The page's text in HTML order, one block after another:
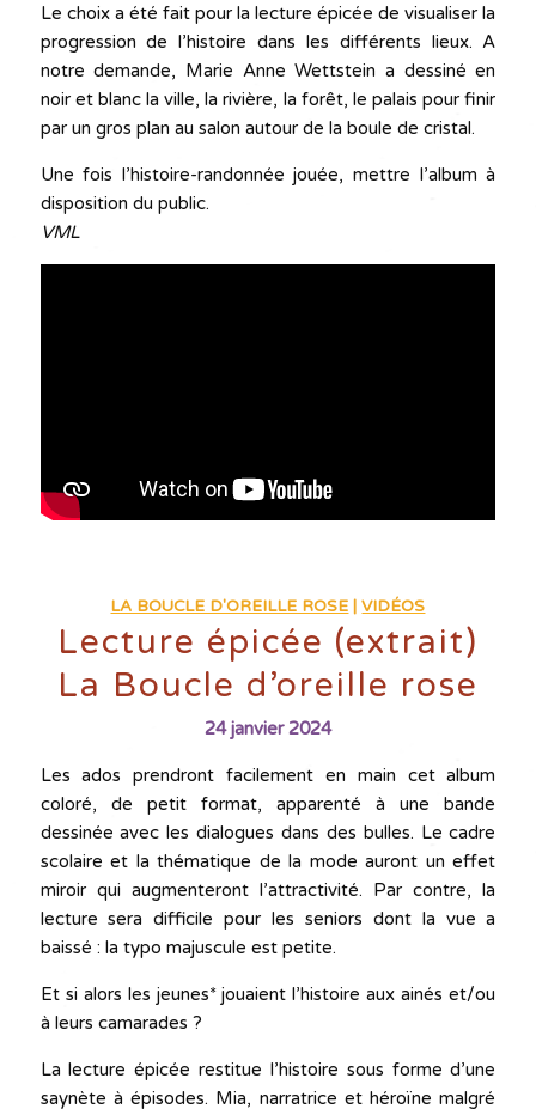
Le choix a été fait pour la lecture épicée de visualiser la
progression de l’histoire dans les différents lieux. A
notre demande, Marie Anne Wettstein a dessiné en
noir et blanc la ville, la rivière, la forêt, le palais pour finir
par un gros plan au salon autour de la boule de cristal.
Une fois l’histoire-randonnée jouée, mettre l’album à
disposition du public.
VML
LA BOUCLE D'OREILLE ROSE |VIDÉOS
Lecture épicée (extrait)
La Boucle d’oreille rose
24 janvier 2024
Les ados prendront facilement en main cet album
coloré, de petit format, apparenté à une bande
dessinée avec les dialogues dans des bulles. Le cadre
scolaire et la thématique de la mode auront un effet
miroir qui augmenteront l’attractivité. Par contre, la
lecture sera difficile pour les seniors dont la vue a
baissé : la typo majuscule est petite.
Et si alors les jeunes* jouaient l’histoire aux ainés et/ou
à leurs camarades ?
La lecture épicée restitue l’histoire sous forme d’une
saynète à épisodes. Mia, narratrice et héroïne malgré